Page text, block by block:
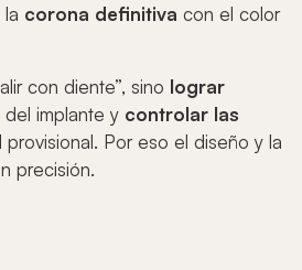
corona definitiva con el color
con diente”, sino lograr
del implante y controlar las
Por eso el diseño y la
precisión.